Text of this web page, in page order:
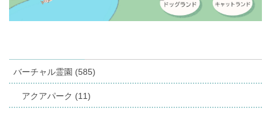
バーチャル霊園 (585)
アクアパーク (11)